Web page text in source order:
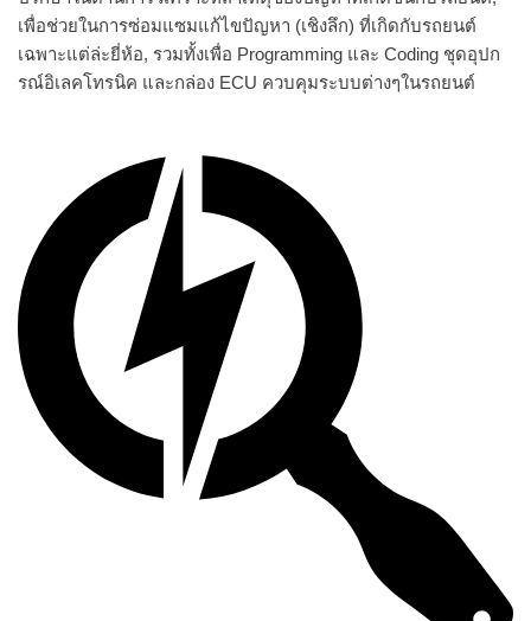
เพื่อช่วยในการซ่อมแซมแก้ไขปัญหา (เชิงลึก) ที่เกิดกับรถยนต์
เฉพาะแต่ล่ะยี่ห้อ, รวมทั้งเพื่อ Programming และ Coding ชุดอุปก
รณ์อิเลคโทรนิค และกล่อง ECU ควบคุมระบบต่างๆในรถยนต์